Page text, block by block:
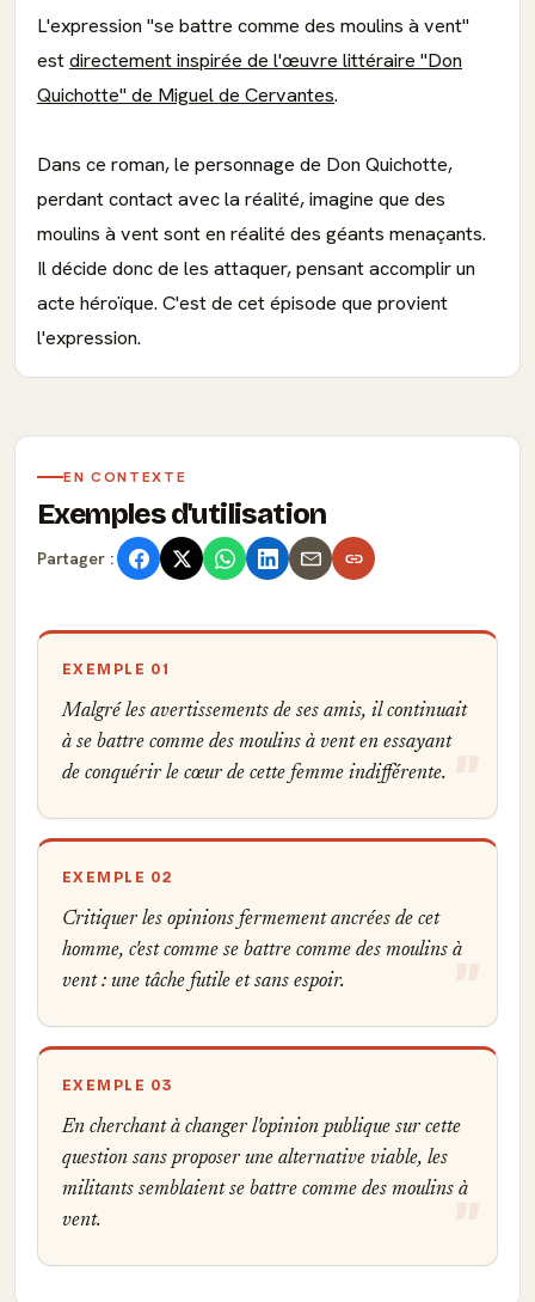
L'expression "se battre comme des moulins à vent"
estdirectement inspirée de l'œuvre littéraire "Don
Quichotte" de Miguel de Cervantes.
Dans ce roman, le personnage de Don Quichotte,
perdant contact avec la réalité, imagine que des
moulins à vent sont en réalité des géants menaçants.
Il décide donc de les attaquer, pensant accomplir un
acte héroïque. C'est de cet épisode que provient
l'expression.
EN CONTEXTE
Exemples d'utilisation
Partager :
EXEMPLE 01
Malgré les avertissements de ses amis, il continuait
à se battre comme des moulins à vent en essayant
de conquérir le cœur de cette femme indifférente.
EXEMPLE 02
Critiquer les opinions fermement ancrées de cet
homme, c'est comme se battre comme des moulins à
vent : une tâche futile et sans espoir.
EXEMPLE 03
En cherchant à changer l'opinion publique sur cette
question sans proposer une alternative viable, les
militants semblaient se battre comme des moulins à
vent.